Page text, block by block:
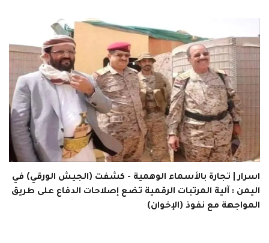
اسرار | تجارة بالأسماء الوهمية - كشفت (الجيش الورقي) في
اليمن : آلية المرتبات الرقمية تضع إصلاحات الدفاع على طريق
المواجهة مع نفوذ (الإخوان)